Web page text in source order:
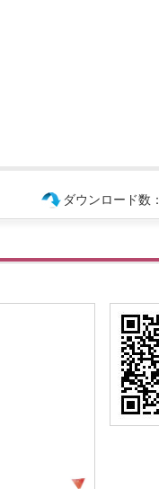
ダウンロード数：